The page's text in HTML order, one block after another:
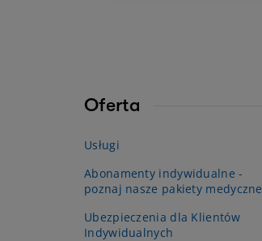
Oferta
Usługi
Abonamenty indywidualne -
poznaj nasze pakiety medyczne
Ubezpieczenia dla Klientów
Indywidualnych